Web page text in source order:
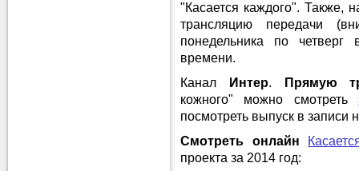
"Касается каждого". Также,
трансляцию передачи
понедельника по
времени.
Канал
Интер.
Прямую
кожного" можно смотреть
посмотреть выпуск в записи
Смотреть онлайн
проекта за 2014 год: